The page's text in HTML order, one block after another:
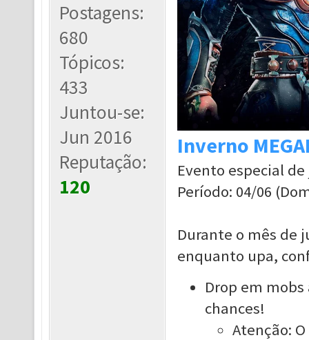
Postagens:
680
Tópicos:
433
Juntou-se:
Jun 2016
Reputação:
120
Inverno
Evento especial
Período: 04/06
Durante o mês de
enquanto upa,
Drop em
chances!
Atenção: